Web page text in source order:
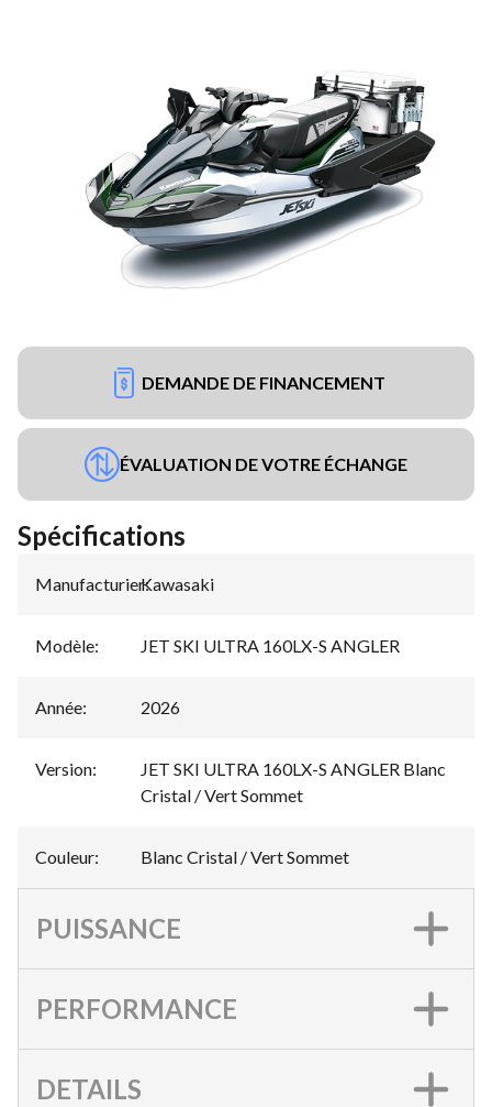
DEMANDE DE FINANCEMENT
ÉVALUATION DE VOTRE ÉCHANGE
Spécifications
Manufacturier:
Kawasaki
Modèle: JET SKI ULTRA 160LX-S ANGLER
Année: 2026
Version:
JET SKI ULTRA 160LX-S ANGLER Blanc
Cristal / Vert Sommet
Couleur: Blanc Cristal / Vert Sommet
PUISSANCE
PERFORMANCE
DETAILS